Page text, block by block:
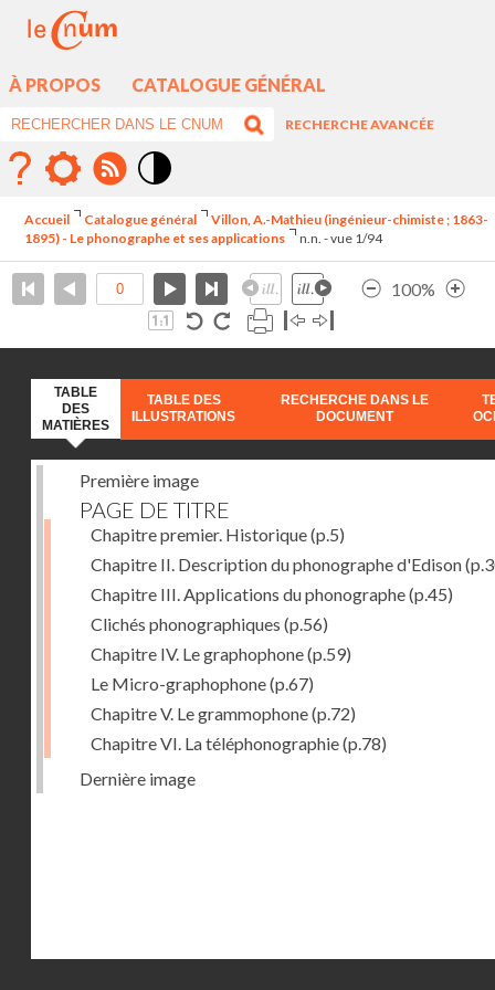
À PROPOS CATALOGUE GÉNÉRAL
RECHERCHE AVANCÉE
élévé
Accueil Catalogue général
Villon, A.-Mathieu (ingénieur-chimiste ; 1863-
1895) - Le phonographe et ses applications
n.n. - vue 1/94
100%
TABLE
DES
MATIÈRES
TABLE DES
ILLUSTRATIONS
RECHERCHE DANS LE
DOCUMENT
Première image
PAGE DE TITRE
Chapitre premier. Historique(p.5)
Chapitre II. Description du phonographe d'Edison
Chapitre III. Applications du phonographe(p.45)
Clichés phonographiques (p.56)
Chapitre IV. Le graphophone(p.59)
Le Micro-graphophone(p.67)
Chapitre V. Le grammophone(p.72)
Chapitre VI. La téléphonographie(p.78)
Dernière image